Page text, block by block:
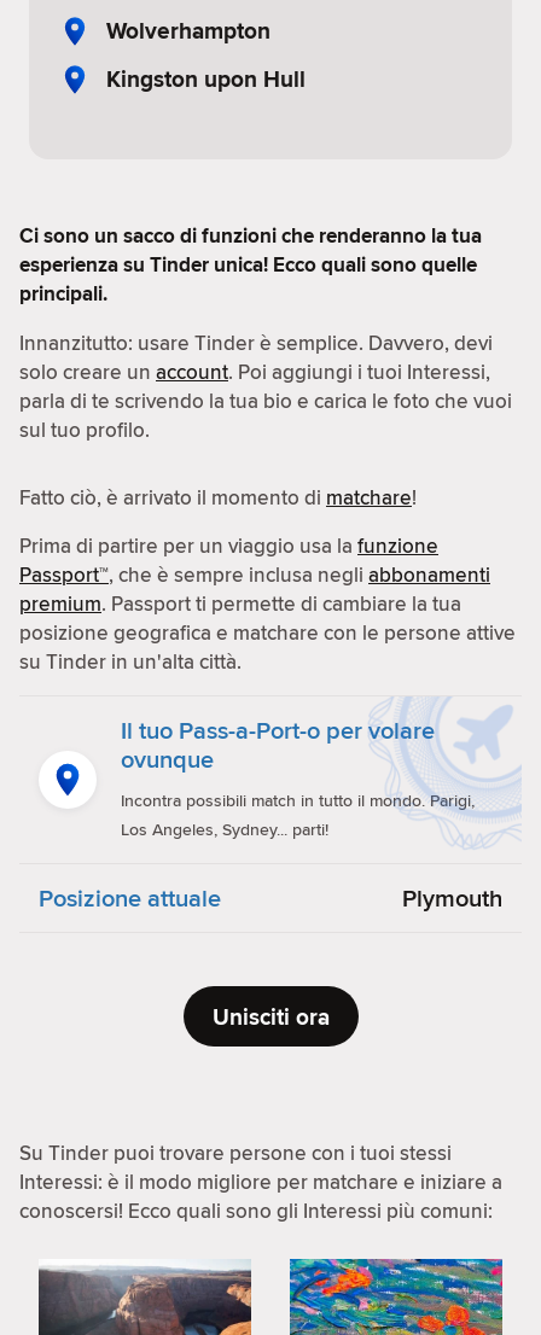
Wolverhampton
Kingston upon Hull
Ci sono un sacco di funzioni che renderanno la tua
esperienza su Tinder unica! Ecco quali sono quelle
principali.
Innanzitutto: usare Tinder è semplice. Davvero, devi
solo creare un account. Poi aggiungi i tuoi Interessi,
parla di te scrivendo la tua bio e carica le foto che vuoi
sul tuo profilo.
Fatto ciò, è arrivato il momento di matchare!
Prima di partire per un viaggio usa la funzione
Passport™, che è sempre inclusa negli abbonamenti
premium. Passport ti permette di cambiare la tua
posizione geografica e matchare con le persone attive
su Tinder in un'alta città.
Il tuo Pass-a-Port-o per volare
ovunque
Incontra possibili match in tutto il mondo. Parigi,
Los Angeles, Sydney... parti!
Posizione attuale Plymouth
Unisciti ora
Su Tinder puoi trovare persone con i tuoi stessi
Interessi: è il modo migliore per matchare e iniziare a
conoscersi! Ecco quali sono gli Interessi più comuni: